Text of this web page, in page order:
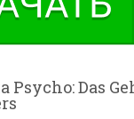
Das